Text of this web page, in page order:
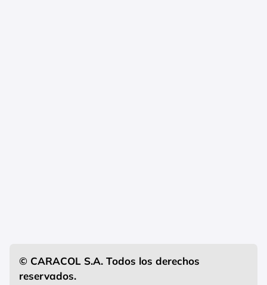
© CARACOL S.A. Todos los derechos
reservados.